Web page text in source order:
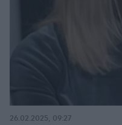
26.02.2025, 09:27